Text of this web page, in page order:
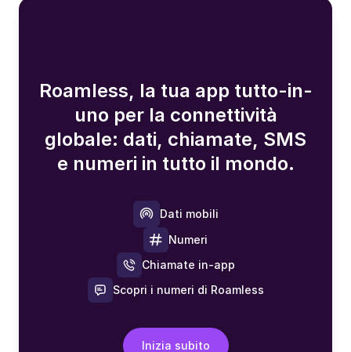
Roamless, la tua app tutto-in-
uno per la connettività
globale: dati, chiamate, SMS
e numeri in tutto il mondo.
Dati mobili
Numeri
Chiamate in-app
Scopri i numeri di Roamless
Inizia subito